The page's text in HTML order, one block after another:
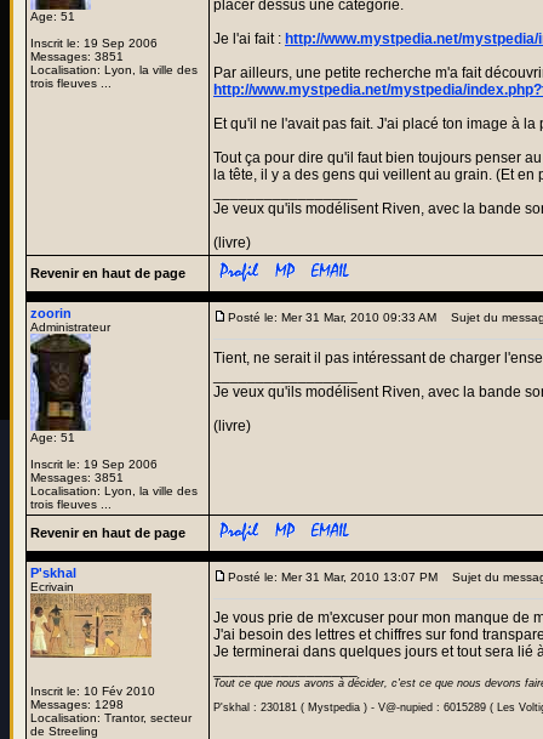
Age: 51
Inscrit le: 19 Sep 2006
Messages: 3851
Localisation: Lyon, la ville des
trois fleuves ...
placer dessus une catégorie.
Je l'ai fait : http://www.mystpedia.net/
Par ailleurs, une petite recherche m'a fait
http://www.mystpedia.net/mystpedia/
Et qu'il ne l'avait pas fait. J'ai placé ton image à la
Tout ça pour dire qu'il faut bien toujours penser
la tête, il y a des gens qui veillent au grain. (Et
Je veux qu'ils modélisent Riven, avec la bande
(livre)
Revenir en haut de page
zoorin
Administrateur
Age: 51
Inscrit le: 19 Sep 2006
Messages: 3851
Localisation: Lyon, la ville des
trois fleuves ...
Posté le: Mer 31 Mar, 2010 09:33 AM Sujet du
Tient, ne serait il pas intéressant de charger
Je veux qu'ils modélisent Riven, avec la bande
(livre)
Revenir en haut de page
P'skhal
Ecrivain
Inscrit le: 10 Fév 2010
Messages: 1298
Localisation: Trantor, secteur
de Streeling
Posté le: Mer 31 Mar, 2010 13:07 PM Sujet du
Je vous prie de m'excuser pour mon manque de
J'ai besoin des lettres et chiffres sur fond
Je terminerai dans quelques jours et tout sera lié
Tout ce que nous avons à décider, c'est ce que nous devons
P'skhal : 230181 ( Mystpedia ) - V@-nupied : 6015289 ( Les